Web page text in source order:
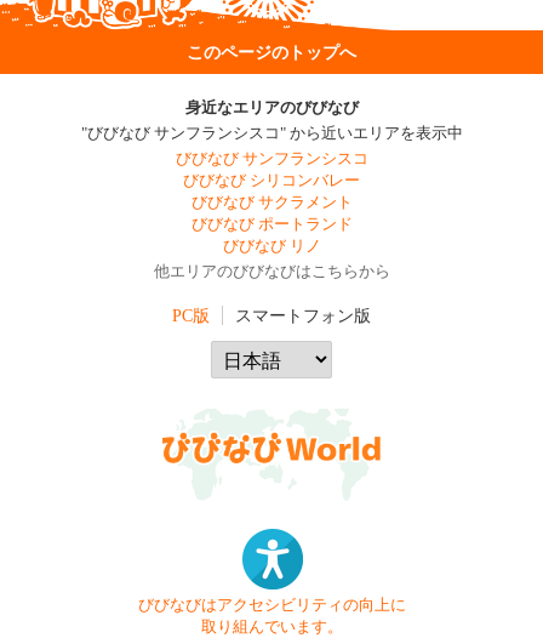
このページのトップへ
身近なエリアのびびなび
"びびなび サンフランシスコ" から近いエリアを表示中
びびなび サンフランシスコ
びびなび シリコンバレー
びびなび サクラメント
びびなび ポートランド
びびなび リノ
他エリアのびびなびはこちらから
PC版 スマートフォン版
びびなびはアクセシビリティの向上に
取り組んでいます。